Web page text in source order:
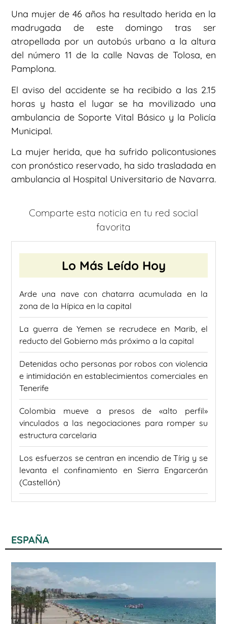
Una mujer de 46 años ha resultado herida en la
madrugada de este domingo tras ser
atropellada por un autobús urbano a la altura
del número 11 de la calle Navas de Tolosa, en
Pamplona.
El aviso del accidente se ha recibido a las 2.15
horas y hasta el lugar se ha movilizado una
ambulancia de Soporte Vital Básico y la Policía
Municipal.
La mujer herida, que ha sufrido policontusiones
con pronóstico reservado, ha sido trasladada en
ambulancia al Hospital Universitario de Navarra.
Comparte esta noticia en tu red social
favorita
Lo Más Leído Hoy
Arde una nave con chatarra acumulada en la
zona de la Hípica en la capital
La guerra de Yemen se recrudece en Marib, el
reducto del Gobierno más próximo a la capital
Detenidas ocho personas por robos con violencia
e intimidación en establecimientos comerciales en
Tenerife
Colombia mueve a presos de «alto perfil»
vinculados a las negociaciones para romper su
estructura carcelaria
Los esfuerzos se centran en incendio de Tírig y se
levanta el confinamiento en Sierra Engarcerán
(Castellón)
ESPAÑA